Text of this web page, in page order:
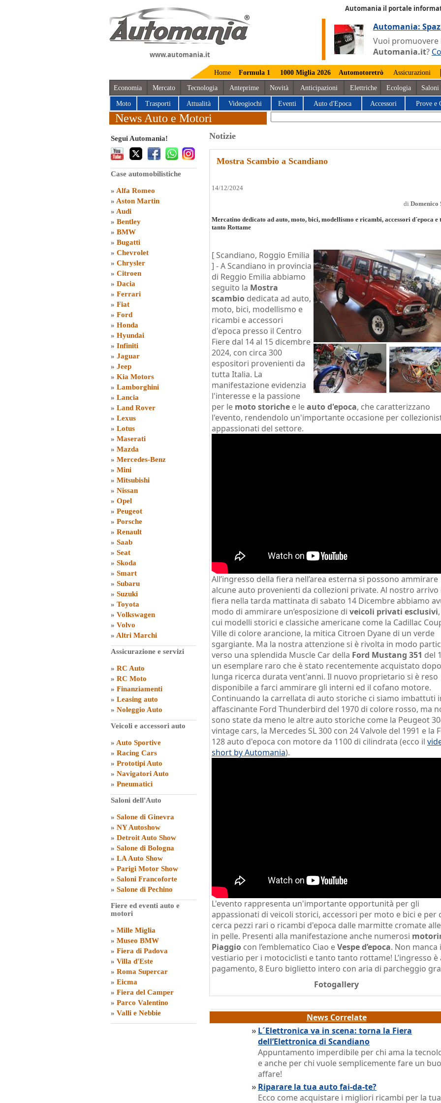
www.automania.it
Automania il portale
Automania:
Vuoi promuovere
Automania.it?
Home Formula 1 1000 Miglia 2026 Automotoretrò Assicurazioni |
Economia Mercato Tecnologia Anteprime Novità Anticipazioni Elettriche Ecologia Saloni
Moto Trasporti Attualità Videogiochi Eventi Auto d'Epoca Accessori Prove e
News Auto e Motori
Segui Automania!
Case automobilistiche
» Alfa Romeo
» Aston Martin
» Audi
» Bentley
» BMW
» Bugatti
» Chevrolet
» Chrysler
» Citroen
» Dacia
» Ferrari
» Fiat
» Ford
» Honda
» Hyundai
» Infiniti
» Jaguar
» Jeep
» Kia Motors
» Lamborghini
» Lancia
» Land Rover
» Lexus
» Lotus
» Maserati
» Mazda
» Mercedes-Benz
» Mini
» Mitsubishi
» Nissan
» Opel
» Peugeot
» Porsche
» Renault
» Saab
» Seat
» Skoda
» Smart
» Subaru
» Suzuki
» Toyota
» Volkswagen
» Volvo
» Altri Marchi
Assicurazione e servizi
» RC Auto
» RC Moto
» Finanziamenti
» Leasing auto
» Noleggio Auto
Veicoli e accessori auto
» Auto Sportive
» Racing Cars
» Prototipi Auto
» Navigatori Auto
» Pneumatici
Saloni dell'Auto
» Salone di Ginevra
» NY Autoshow
» Detroit Auto Show
» Salone di Bologna
» LA Auto Show
» Parigi Motor Show
» Saloni Francoforte
» Salone di Pechino
Fiere ed eventi auto e
motori
» Mille Miglia
» Museo BMW
» Fiera di Padova
» Villa d'Este
» Roma Supercar
» Eicma
» Fiera del Camper
» Parco Valentino
» Valli e Nebbie
Notizie
Mostra Scambio a Scandiano
14/12/2024
di Domenico
Mercatino dedicato ad auto, moto, bici, modellismo e ricambi, accessori d´epoca e
tanto Rottame
[ Scandiano, Roggio Emilia
] -A Scandiano in provincia
di Reggio Emilia abbiamo
seguito la Mostra
scambio dedicata ad auto,
moto, bici, modellismo e
ricambi e accessori
d'epoca presso il Centro
Fiere dal 14 al 15 dicembre
2024, con circa 300
espositori provenienti da
tutta Italia. La
manifestazione evidenzia
l'interesse e la passione
per le moto storiche e leauto d'epoca, che caratterizzano
l'evento, rendendolo un'importante occasione per
appassionati del settore.
All’ingresso della fiera nell’area esterna si possono ammirare
alcune auto provenienti da collezioni private. Al nostro arrivo
fiera nella tarda mattinata di sabato 14 Dicembre abbiamo
modo di ammirare un’esposizione di veicoli privati esclusivi
cui modelli storici e classiche americane come la Cadillac
Ville di colore arancione, la mitica Citroen Dyane di un verde
sgargiante. Ma la nostra attenzione si è rivolta in modo
verso una splendida Muscle Car della Ford Mustang 351 del
un esemplare raro che è stato recentemente acquistato
lunga ricerca durata vent'anni. Il nuovo proprietario si è reso
disponibile a farci ammirare gli interni ed il cofano motore.
Continuando la carrellata di auto storiche ci siamo imbattuti
affascinante Ford Thunderbird del 1970 di colore rosso, ma
sono state da meno le altre auto storiche come la Peugeot
vintage cars, la Mercedes SL 300 con 24 Valvole del 1991 e la
128 auto d'epoca con motore da 1100 di cilindrata (ecco il
short by Automania).
L'evento rappresenta un'importante opportunità per gli
appassionati di veicoli storici, accessori per moto e bici e per
cerca pezzi rari o ricambi d'epoca dalle marmitte cromate
in pelle. Presenti alla manifestazione anche numerosi
Piaggio con l’emblematico Ciao eVespe d’epoca. Non manca
vestiario per i motociclisti e tanto tanto rottame! L’ingresso è
pagamento, 8 Euro biglietto intero con aria di parcheggio
Fotogallery
News Correlate
» L´Elettronica va in scena: torna la Fiera
dell’Elettronica di Scandiano
Appuntamento imperdibile per chi ama la
e anche per chi vuole semplicemente fare un
affare!
» Riparare la tua auto fai-da-te?
Ecco come acquistare i migliori ricambi per la